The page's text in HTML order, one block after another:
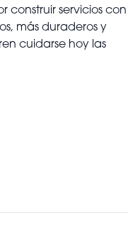
construir servicios con
más duraderos y
cuidarse hoy las